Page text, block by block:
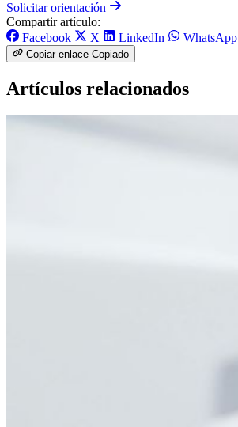
Solicitar orientación
Compartir artículo:
Facebook
X LinkedIn WhatsApp
Copiar enlace Copiado
Artículos relacionados